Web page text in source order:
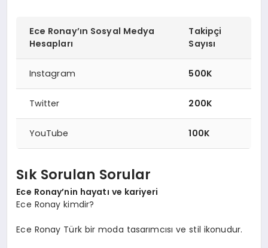
Ece Ronay’ın Sosyal Medya
Hesapları
Takipçi
Sayısı
Instagram 500K
Twitter 200K
YouTube 100K
Sık Sorulan Sorular
Ece Ronay’nin hayatı ve kariyeri
Ece Ronay kimdir?
Ece Ronay Türk bir moda tasarımcısı ve stil ikonudur.